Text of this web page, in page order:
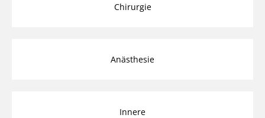
Chirurgie
Anästhesie
Innere